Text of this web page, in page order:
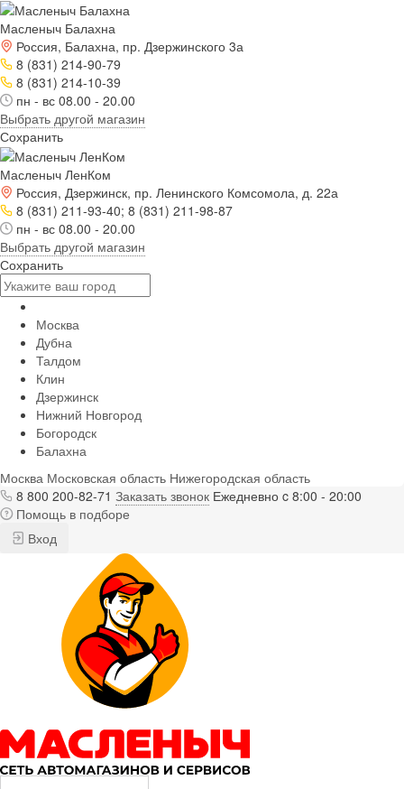
Масленыч Балахна
Россия, Балахна, пр. Дзержинского 3а
8 (831) 214-90-79
8 (831) 214-10-39
пн - вс 08.00 - 20.00
Выбрать другой магазин
Сохранить
Масленыч ЛенКом
Россия, Дзержинск, пр. Ленинского Комсомола, д. 22а
8 (831) 211-93-40; 8 (831) 211-98-87
пн - вс 08.00 - 20.00
Выбрать другой магазин
Сохранить
Москва
Дубна
Талдом
Клин
Дзержинск
Нижний Новгород
Богородск
Балахна
Москва Московская область Нижегородская область
8 800 200-82-71 Заказать звонок Ежедневно c 8:00 - 20:00
Помощь в подборе
Вход